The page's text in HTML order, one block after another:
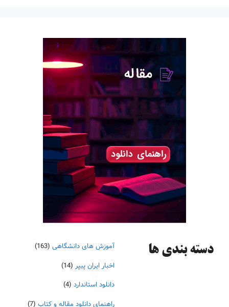
دسته‌ بندی ها آموزش های دانشگاهی (163)
اخبار ایران پیپر (14)
دانلود استاندارد (4)
راهنمای دانلود مقاله و کتاب (7)